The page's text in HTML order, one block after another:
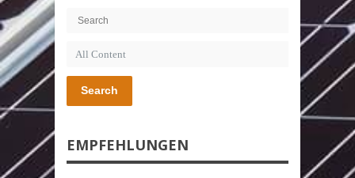
Search
EMPFEHLUNGEN